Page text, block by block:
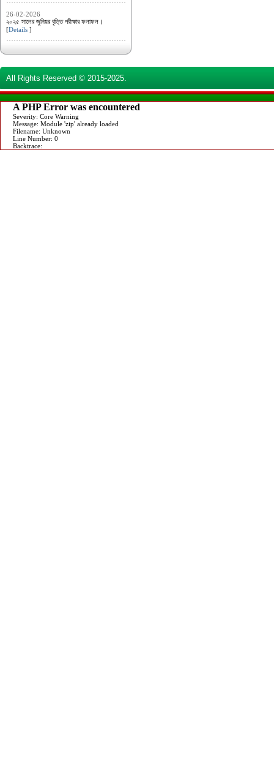
26-02-2026
২০২৫ সালের জুনিয়র বৃত্তি পরীক্ষার ফলাফল।
[Details ]
All Rights Reserved © 2015-2025.
A PHP Error was encountered
Severity: Core Warning
Message: Module 'zip' already loaded
Filename: Unknown
Line Number: 0
Backtrace: